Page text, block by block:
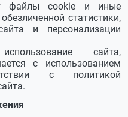
файлы cookie и иные
статистики,
и персонализации
сайта,
с использованием
с политикой